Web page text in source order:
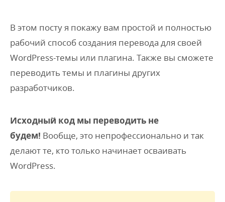
В этом посту я покажу вам простой и полностью
рабочий способ создания перевода для своей
WordPress-темы или плагина. Также вы сможете
переводить темы и плагины других
разработчиков.
Исходный код мы переводить не
будем! Вообще, это непрофессионально и так
делают те, кто только начинает осваивать
WordPress.